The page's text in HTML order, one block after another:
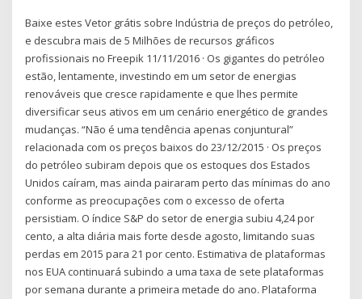
Baixe estes Vetor grátis sobre Indústria de preços do petróleo,
e descubra mais de 5 Milhões de recursos gráficos
profissionais no Freepik 11/11/2016 · Os gigantes do petróleo
estão, lentamente, investindo em um setor de energias
renováveis que cresce rapidamente e que lhes permite
diversificar seus ativos em um cenário energético de grandes
mudanças. “Não é uma tendência apenas conjuntural”
relacionada com os preços baixos do 23/12/2015 · Os preços
do petróleo subiram depois que os estoques dos Estados
Unidos caíram, mas ainda pairaram perto das mínimas do ano
conforme as preocupações com o excesso de oferta
persistiam. O índice S&P do setor de energia subiu 4,24 por
cento, a alta diária mais forte desde agosto, limitando suas
perdas em 2015 para 21 por cento. Estimativa de plataformas
nos EUA continuará subindo a uma taxa de sete plataformas
por semana durante a primeira metade do ano. Plataforma